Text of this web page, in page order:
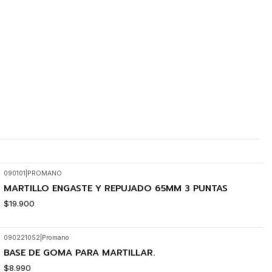
090101 PROMANO
MARTILLO ENGASTE Y REPUJADO 65MM 3 PUNTAS
$19.900
090221052 Promano
BASE DE GOMA PARA MARTILLAR.
$8.990